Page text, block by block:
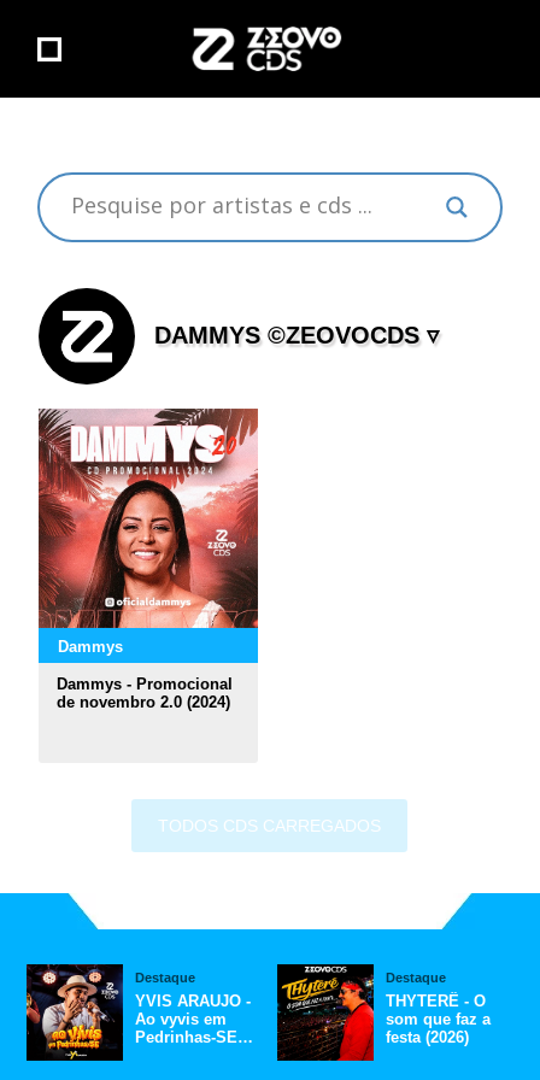
DAMMYS ©ZEOVOCDS ▿
Dammys
Dammys - Promocional
de novembro 2.0 (2024)
TODOS CDS CARREGADOS
Destaque
YVIS ARAUJO -
Ao vyvis em
Pedrinhas-SE
Destaque
THYTERÊ - O
som que faz a
festa (2026)